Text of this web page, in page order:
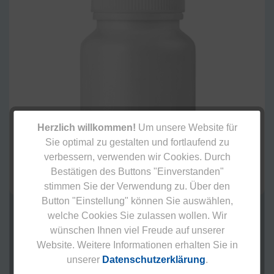
Herzlich willkommen! Um unsere Website für
Sie optimal zu gestalten und fortlaufend zu
verbessern, verwenden wir Cookies. Durch
Bestätigen des Buttons "Einverstanden"
stimmen Sie der Verwendung zu. Über den
Button "Einstellung" können Sie auswählen,
welche Cookies Sie zulassen wollen. Wir
wünschen Ihnen viel Freude auf unserer
Website. Weitere Informationen erhalten Sie in
unserer Datenschutzerklärung.
Einfache Verpackung und keine spezielle Blisterfolie, d.
h. Kulturen werden nicht geschützt
Unhygienische Verpackung – mit jedem Öffnen
können Keime und Schmutz in die Dose gelangen
Keine magensaftresistenten Kapseln: Lebensfähige